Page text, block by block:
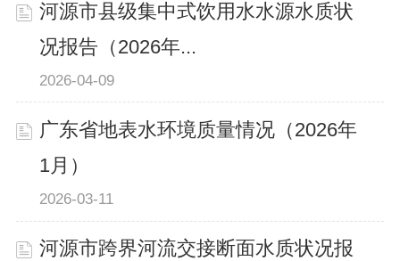
河源市县级集中式饮用水水源水质状
况报告（2026年...
2026-04-09
广东省地表水环境质量情况（2026年
1月）
2026-03-11
河源市跨界河流交接断面水质状况报